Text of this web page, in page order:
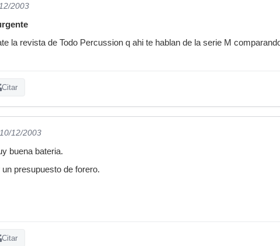
2003
la revista de Todo Percussion q ahi te hablan de la serie M
Citar
12/2003
buena bateria.
presupuesto de forero.
Citar